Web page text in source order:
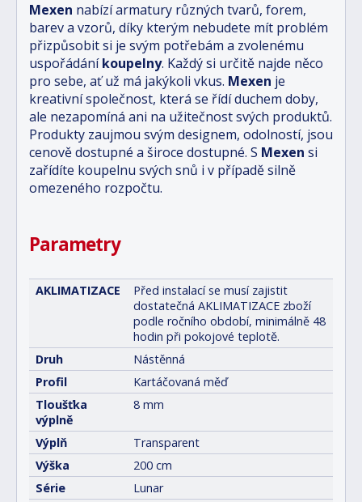
Mexen nabízí armatury různých tvarů, forem,
barev a vzorů, díky kterým nebudete mít problém
přizpůsobit si je svým potřebám a zvolenému
uspořádání koupelny. Každý si určitě najde něco
pro sebe, ať už má jakýkoli vkus. Mexen je
kreativní společnost, která se řídí duchem doby,
ale nezapomíná ani na užitečnost svých produktů.
Produkty zaujmou svým designem, odolností, jsou
cenově dostupné a široce dostupné. S Mexen si
zařídíte koupelnu svých snů i v případě silně
omezeného rozpočtu.
Parametry
AKLIMATIZACE
Před instalací se musí zajistit
dostatečná AKLIMATIZACE zboží
podle ročního období, minimálně 48
hodin při pokojové teplotě.
Druh
Nástěnná
Profil
Kartáčovaná měď
Tloušťka
výplně
8 mm
Výplň
Transparent
Výška
200 cm
Série
Lunar